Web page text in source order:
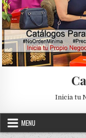
Inicia tu
MENU